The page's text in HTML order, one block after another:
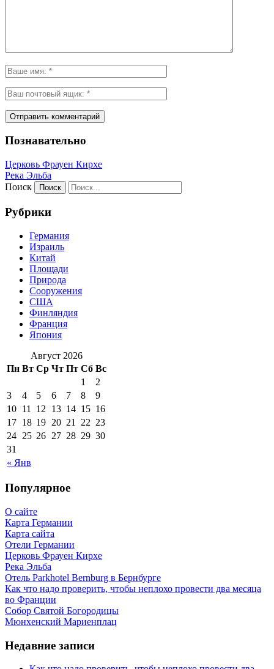
Познавательно
Церковь Фрауен Кирхе
Река Эльба
Поиск
Рубрики
Германия
Израиль
Китай
Площади
Природа
Сооружения
США
Финляндия
Франция
Япония
Август 2026
Пн Вт Ср Чт Пт Сб Вс
« Янв
1
2
3
4 5 6 7 8
9
10 11 12 13 14 15 16
17 18 19 20 21 22 23
24 25 26 27 28 29 30
31
Популярное
О сайте
Карта Германии
Карта сайта
Отели Германии
Церковь Фрауен Кирхе
Река Эльба
Отель Parkhotel Bernburg в Бернбурге
Как что надо проверить, чтобы неплохо провести два месяца
во Франции
Собор Святой Богородицы
Мюнхенский Мариенплац
Недавние записи